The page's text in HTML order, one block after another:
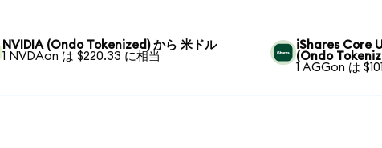
NVIDIA (Ondo Tokenized) から 米ドル
1 NVDAon は $220.33 に相当
iShares Core
(Ondo
1 AGGon は